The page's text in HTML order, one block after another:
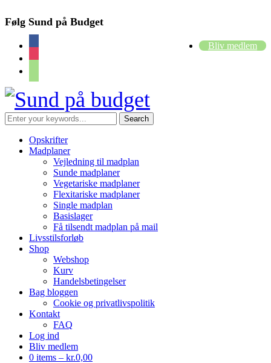
Følg Sund på Budget
Bliv medlem
Opskrifter
Madplaner
Vejledning til madplan
Sunde madplaner
Vegetariske madplaner
Flexitariske madplaner
Single madplan
Basislager
Få tilsendt madplan på mail
Livsstilsforløb
Shop
Webshop
Kurv
Handelsbetingelser
Bag bloggen
Cookie og privatlivspolitik
Kontakt
FAQ
Log ind
Bliv medlem
0 items – kr.0,00